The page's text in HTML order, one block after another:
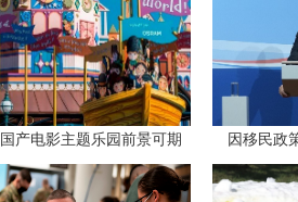
国产电影主题乐园前景可期 因移民政